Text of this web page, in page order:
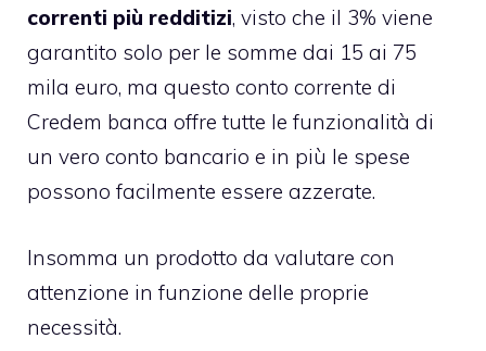
correnti più redditizi, visto che il 3% viene
garantito solo per le somme dai 15 ai 75
mila euro, ma questo conto corrente di
Credem banca offre tutte le funzionalità di
un vero conto bancario e in più le spese
possono facilmente essere azzerate.
Insomma un prodotto da valutare con
attenzione in funzione delle proprie
necessità.